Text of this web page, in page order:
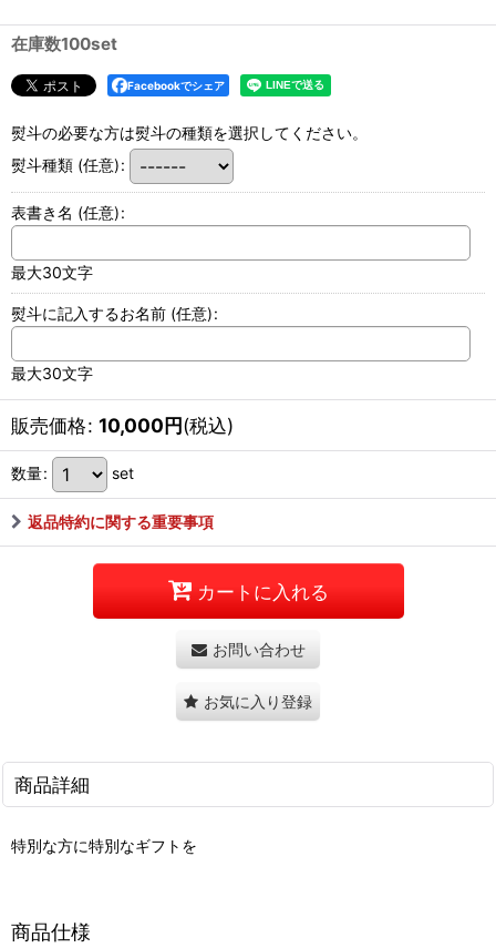
在庫数100set
Facebookでシェア
熨斗の必要な方は熨斗の種類を選択してください。
熨斗種類 (任意):
表書き名 (任意):
最大30文字
熨斗に記入するお名前 (任意):
最大30文字
販売価格: 10,000円(税込)
数量: set
返品特約に関する重要事項
カートに入れる
お問い合わせ
お気に入り登録
商品詳細
特別な方に特別なギフトを
商品仕様